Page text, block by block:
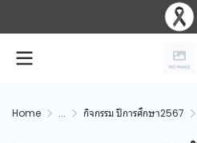
Home ... กิจกรรม ปีการศึกษา2567